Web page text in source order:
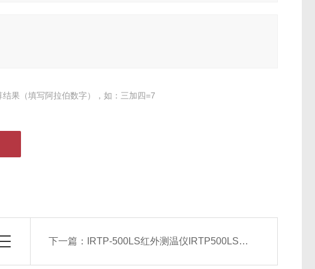
结果（填写阿拉伯数字），如：三加四=7
下一篇： IRTP-500LS红外测温仪IRTP500LS红外线测温仪